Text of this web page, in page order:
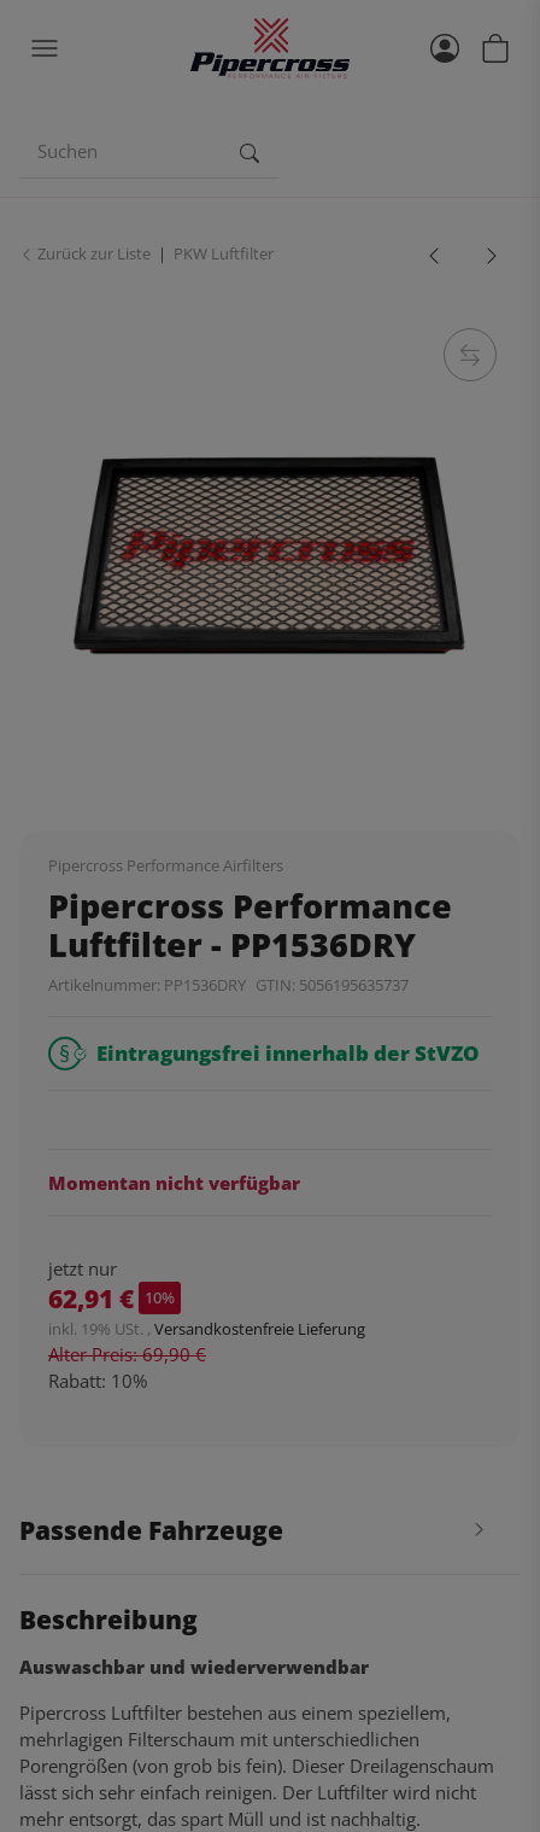
Zurück zur Liste PKW Luftfilter
Pipercross Performance Airfilters
Pipercross Performance
Luftfilter - PP1536DRY
Artikelnummer: PP1536DRY GTIN: 5056195635737
Eintragungsfrei innerhalb der StVZO
Momentan nicht verfügbar
jetzt nur
62,91 € 10%
inkl. 19% USt. , Versandkostenfreie Lieferung
Alter Preis: 69,90 €
Rabatt: 10%
Passende Fahrzeuge
Beschreibung
Auswaschbar und wiederverwendbar
Pipercross Luftfilter bestehen aus einem speziellem,
mehrlagigen Filterschaum mit unterschiedlichen
Porengrößen (von grob bis fein). Dieser Dreilagenschaum
lässt sich sehr einfach reinigen. Der Luftfilter wird nicht
mehr entsorgt, das spart Müll und ist nachhaltig.